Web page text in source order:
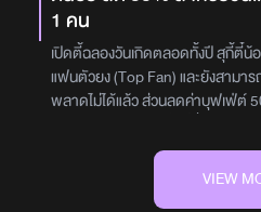
1 คน
เปิดตี้ฉลองวันเกิดตลอดทั้งปี สุกี้ตี๋
แฟนตัวยง (Top Fan) และยังสาม
พลาดไม่ได้แล้ว ส่วนลดค่าบุฟเฟ่ต์
วันไหนอย่าลืม*เงื่อนไข1.โปรโมชั่นเ
ติดตาม 1 ท่าน เท่านั้น2.ใช้สิทธิพิเ
พิเศษนี้เฉพาะค่าบุฟเฟ่ต์เท่านั้น (ไม่
VIEW